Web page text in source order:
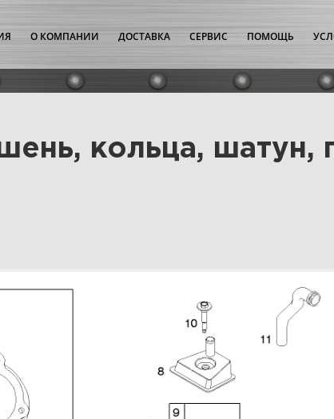
О КОМПАНИИ ДОСТАВКА СЕРВИС ПОМОЩЬ
кольца, шатун,